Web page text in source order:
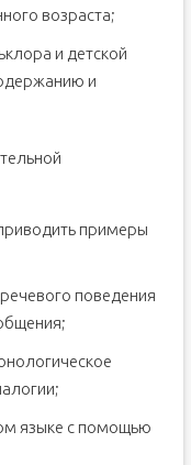
возраста;
и детской
и
примеры
поведения
языке с помощью